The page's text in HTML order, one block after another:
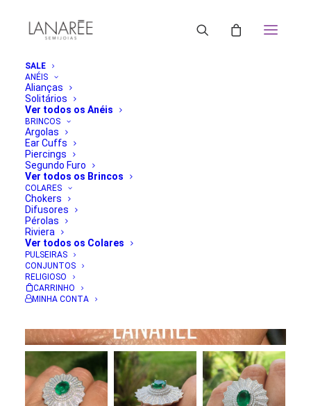
SALE
ANÉIS
Alianças
Solitários
Ver todos os Anéis
BRINCOS
Argolas
Ear Cuffs
Piercings
Segundo Furo
Ver todos os Brincos
COLARES
Chokers
Difusores
Pérolas
Riviera
Ver todos os Colares
PULSEIRAS
CONJUNTOS
RELIGIOSO
CARRINHO
MINHA CONTA